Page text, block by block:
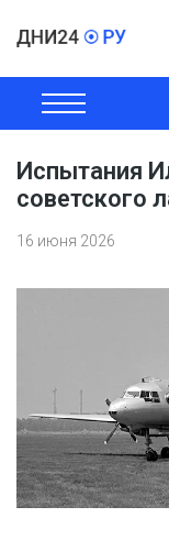
ОБЩЕСТВО
Испытания
советского
16 июня 2026